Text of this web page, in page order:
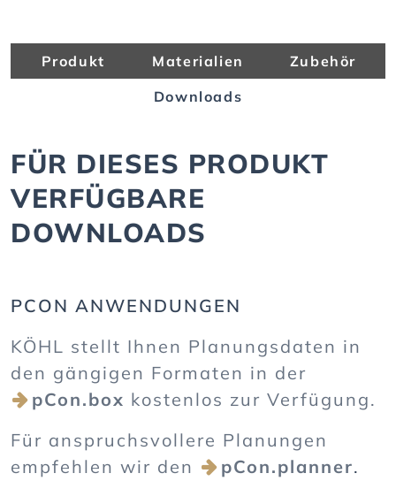
Produkt Materialien
Zubehör
Downloads
FÜR DIESES PRODUKT
VERFÜGBARE
DOWNLOADS
PCON ANWENDUNGEN
KÖHL stellt Ihnen Planungsdaten in
den gängigen Formaten in der
pCon.box kostenlos zur Verfügung.
Für anspruchsvollere Planungen
empfehlen wir den
pCon.planner.